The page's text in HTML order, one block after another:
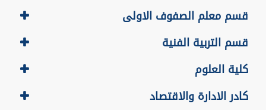
قسم معلم الصفوف الاولى
قسم التربية الفنية
كلية العلوم
كادر الادارة والاقتصاد